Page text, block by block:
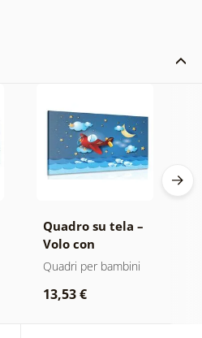
Quadro su tela –
Volo con
aeroplanino
Quadri per bambini
13,53 €